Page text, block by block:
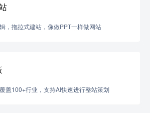
，拖拉式建站，像做PPT一样做网站
盖100+行业，支持AI快速进行整站策划